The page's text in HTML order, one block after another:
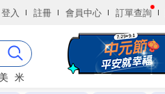
登入 註冊 會員中心 訂單查詢
米